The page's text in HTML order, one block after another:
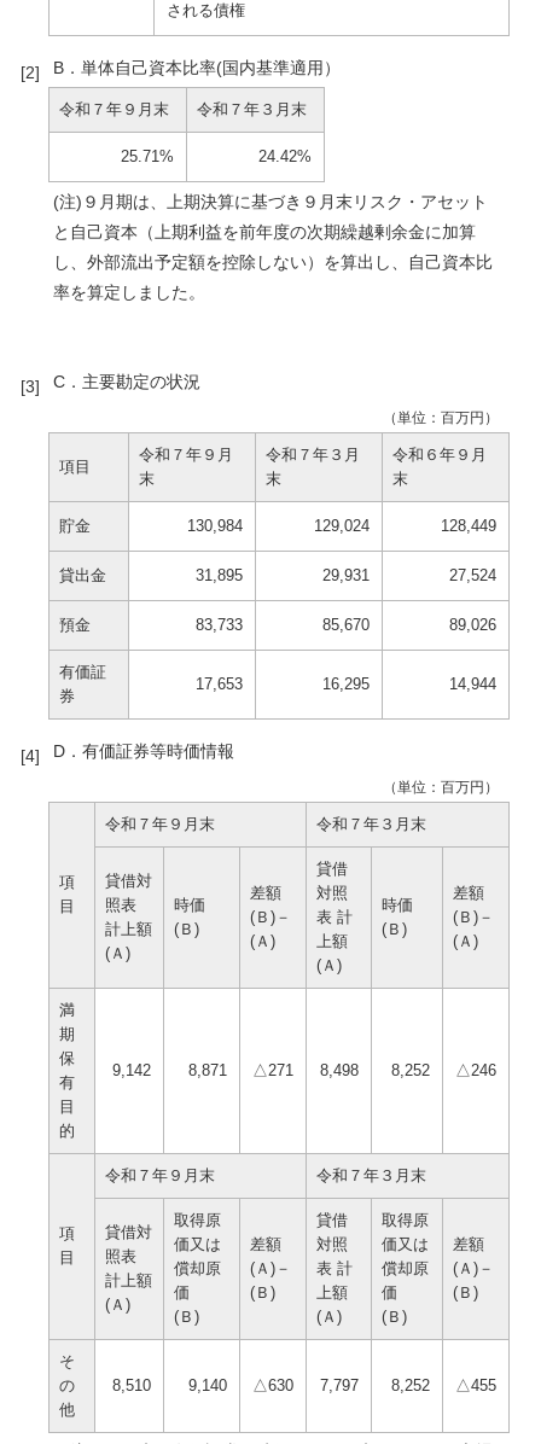
される債権
B．単体自己資本比率(国内基準適用）
令和７年９月末 令和７年３月末
25.71% 24.42%
(注)９月期は、上期決算に基づき９月末リスク・アセット
と自己資本（上期利益を前年度の次期繰越剰余金に加算
し、外部流出予定額を控除しない）を算出し、自己資本比
率を算定しました。
C．主要勘定の状況
（単位：百万円）
項目
令和７年９月
末
令和７年３月
末
令和６年９月
末
貯金 130,984 129,024 128,449
貸出金 31,895 29,931 27,524
預金 83,733 85,670 89,026
有価証
券
17,653 16,295 14,944
D．有価証券等時価情報
（単位：百万円）
項
目
令和７年９月末 令和７年３月末
貸借対
照表
計上額
(Ａ)
時価
(Ｂ)
差額
(Ｂ)－
(Ａ)
貸借
対照
表 計
上額
(Ａ)
時価
(Ｂ)
差額
(Ｂ)－
(Ａ)
満
期
保
有
目
的
9,142 8,871 △271 8,498 8,252 △246
項
目
令和７年９月末 令和７年３月末
貸借対
照表
計上額
(Ａ)
取得原
価又は
償却原
価
(Ｂ)
差額
(Ａ)－
(Ｂ)
貸借
対照
表 計
上額
(Ａ)
取得原
価又は
償却原
価
(Ｂ)
差額
(Ａ)－
(Ｂ)
そ
の
他
8,510 9,140 △630 7,797 8,252 △455